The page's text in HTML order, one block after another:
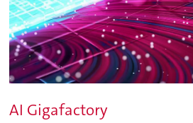
AI Gigafactory